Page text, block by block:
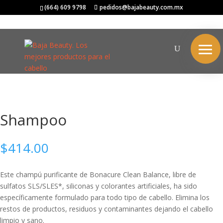
(664) 609 9798 pedidos@bajabeauty.com.mx
SCHWARZKOPF/BC BONACURE/ Shampoo
Shampoo
$414.00
Este champú purificante de Bonacure Clean Balance, libre de
sulfatos SLS/SLES*, siliconas y colorantes artificiales, ha sido
específicamente formulado para todo tipo de cabello. Elimina los
restos de productos, residuos y contaminantes dejando el cabello
limpio y sano.